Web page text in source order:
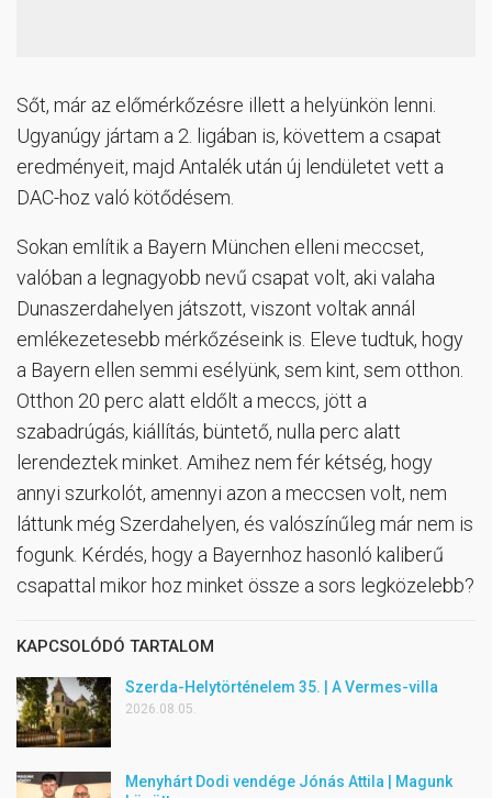
Sőt, már az előmérkőzésre illett a helyünkön lenni.
Ugyanúgy jártam a 2. ligában is, követtem a csapat
eredményeit, majd Antalék után új lendületet vett a
DAC-hoz való kötődésem.
Sokan említik a Bayern München elleni meccset,
valóban a legnagyobb nevű csapat volt, aki valaha
Dunaszerdahelyen játszott, viszont voltak annál
emlékezetesebb mérkőzéseink is. Eleve tudtuk, hogy
a Bayern ellen semmi esélyünk, sem kint, sem otthon.
Otthon 20 perc alatt eldőlt a meccs, jött a
szabadrúgás, kiállítás, büntető, nulla perc alatt
lerendeztek minket. Amihez nem fér kétség, hogy
annyi szurkolót, amennyi azon a meccsen volt, nem
láttunk még Szerdahelyen, és valószínűleg már nem is
fogunk. Kérdés, hogy a Bayernhoz hasonló kaliberű
csapattal mikor hoz minket össze a sors legközelebb?
KAPCSOLÓDÓ TARTALOM
Szerda-Helytörténelem 35. | A Vermes-villa
2026.08.05.
Menyhárt Dodi vendége Jónás Attila | Magunk